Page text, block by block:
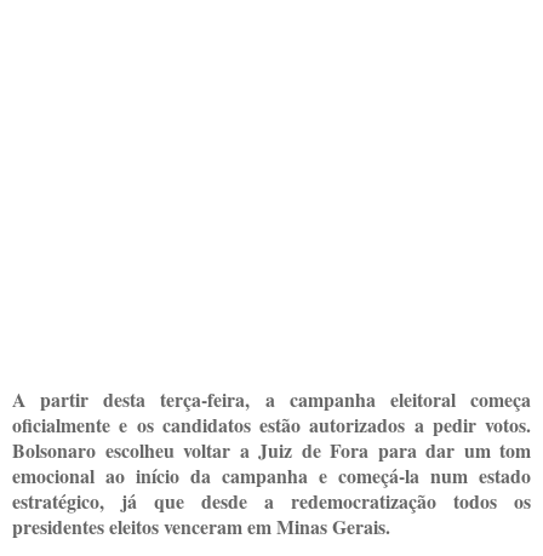
A partir desta terça-feira, a campanha eleitoral começa
oficialmente e os candidatos estão autorizados a pedir votos.
Bolsonaro escolheu voltar a Juiz de Fora para dar um tom
emocional ao início da campanha e começá-la num estado
estratégico, já que desde a redemocratização todos os
presidentes eleitos venceram em Minas Gerais.